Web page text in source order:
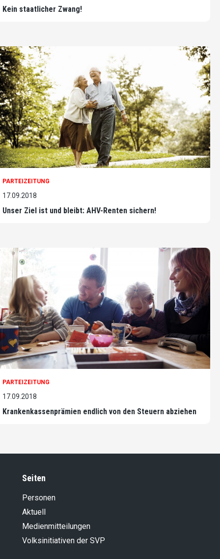
Kein staatlicher Zwang!
PARTEIZEITUNG
17.09.2018
Unser Ziel ist und bleibt: AHV-Renten sichern!
PARTEIZEITUNG
17.09.2018
Krankenkassenprämien endlich von den Steuern abziehen
Seiten
Personen
Aktuell
Medienmitteilungen
Volksinitiativen der SVP